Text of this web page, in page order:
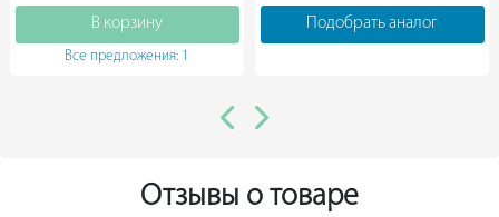
В корзину
Все предложения: 1
Подобрать аналог
Отзывы о товаре